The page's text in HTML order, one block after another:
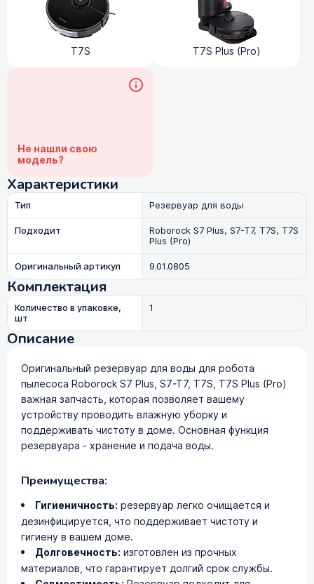
T7S T7S Plus (Pro)
Не нашли свою
модель?
Характеристики
Тип
Резервуар для воды
Подходит
Roborock S7 Plus, S7-T7, T7S, T7S
Plus (Pro)
Оригинальный артикул
9.01.0805
Комплектация
Количество в упаковке,
шт
1
Описание
Оригинальный резервуар для воды для робота
пылесоса Roborock S7 Plus, S7-T7, T7S, T7S Plus (Pro)
важная запчасть, которая позволяет вашему
устройству проводить влажную уборку и
поддерживать чистоту в доме. Основная функция
резервуара - хранение и подача воды.
Преимущества:
Гигиеничность: резервуар легко очищается и
дезинфицируется, что поддерживает чистоту и
гигиену в вашем доме.
Долговечность: изготовлен из прочных
материалов, что гарантирует долгий срок службы.